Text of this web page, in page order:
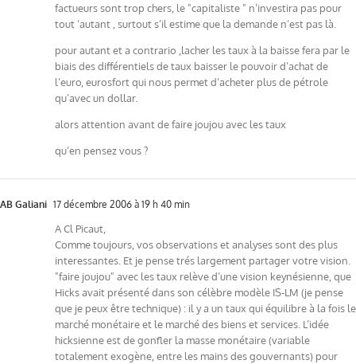
factueurs sont trop chers, le "capitaliste " n’investira pas pour
tout ‘autant , surtout s’il estime que la demande n’est pas là.
pour autant et a contrario ,lacher les taux à la baisse fera par le
biais des différentiels de taux baisser le pouvoir d’achat de
l’euro, eurosfort qui nous permet d’acheter plus de pétrole
qu’avec un dollar.
alors attention avant de faire joujou avec les taux
qu’en pensez vous ?
AB Galiani 17 décembre 2006 à 19 h 40 min
A Cl Picaut,
Comme toujours, vos observations et analyses sont des plus
interessantes. Et je pense trés largement partager votre vision.
"faire joujou" avec les taux relève d’une vision keynésienne, que
Hicks avait présenté dans son célèbre modèle IS-LM (je pense
que je peux être technique) : il y a un taux qui équilibre à la fois le
marché monétaire et le marché des biens et services. L’idée
hicksienne est de gonfler la masse monétaire (variable
totalement exogène, entre les mains des gouvernants) pour